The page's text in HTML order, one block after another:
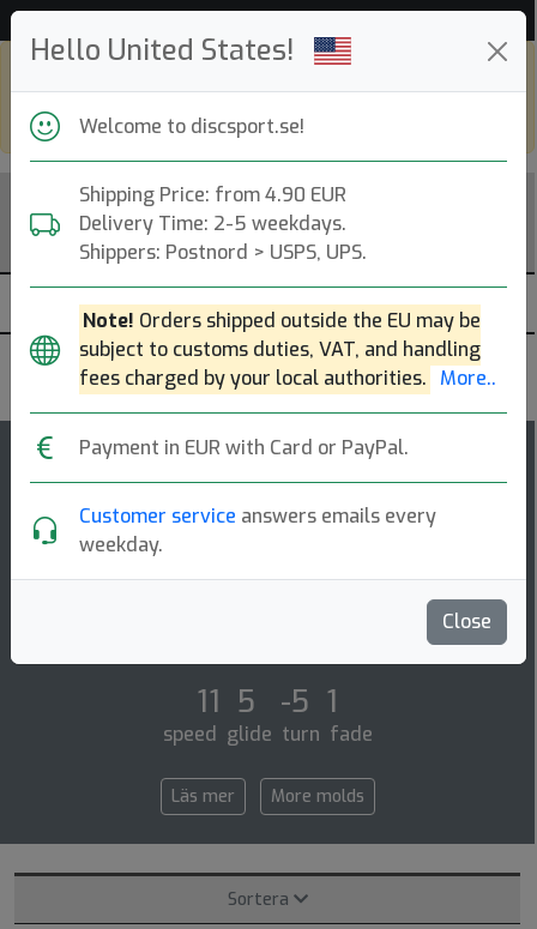
Hello United States!
Welcome to discsport.se!
Shipping Price: from 4.90 EUR
Delivery Time: 2-5 weekdays.
Shippers: Postnord > USPS, UPS.
Note! Orders shipped outside the EU may be
subject to customs duties, VAT, and handling
fees charged by your local authorities. More..
Payment in EUR with Card or PayPal.
Customer service answers emails every
weekday.
Close
go todiscsport.com
DGA
Sail
The dga sail is a very understable distance driver with
effortless glide and a smaller rim that is very easy to
11 5 -5 1
speed glide turn fade
Läs mer More molds
Sortera